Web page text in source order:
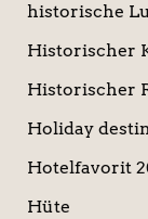
historische
Historischer
Historischer
Holiday
Hotelfavorit
Hüte